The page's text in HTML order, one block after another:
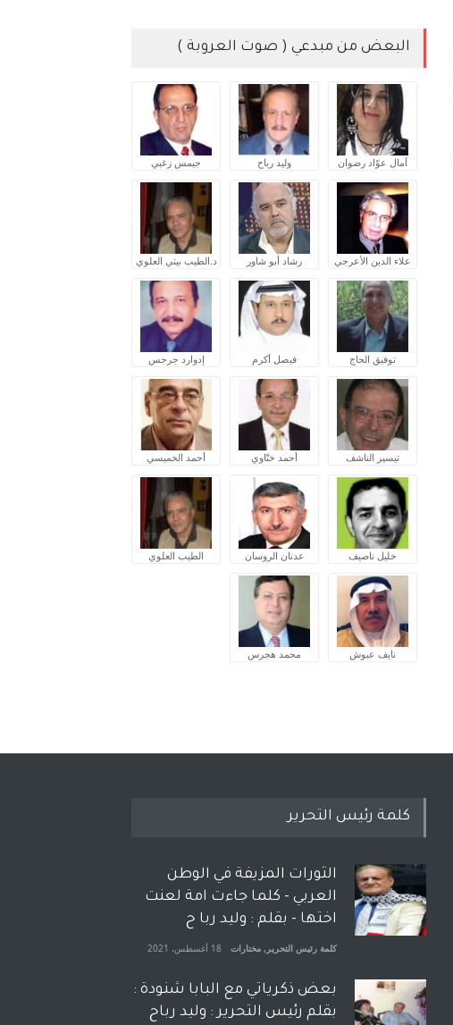
البعض من مبدعي ( صوت العروبة )
آمال عوّاد رضوان وليد رباح جيمس زغبي
علاء الدين الأعرجي رشاد أبو شاور د.الطيب بيتي العلوي
توفيق الحاج فيصل أكرم إدوارد جرجس
تيسير الناشف أحمد ختّاوي أحمد الخميسي
خليل ناصيف عدنان الروسان الطيب العلوي
نايف عبوش محمد هجرس
كلمة رئيس التحرير
الثورات المزيفة في الوطن
العربي - كلما جاءت امة لعنت
اختها - بقلم : وليد ربا ح
كلمة رئيس التحرير , مختارات 18 أغسطس، 2021
بعض ذكرياتي مع البابا شنودة :
بقلم رئيس التحرير : وليد رباح